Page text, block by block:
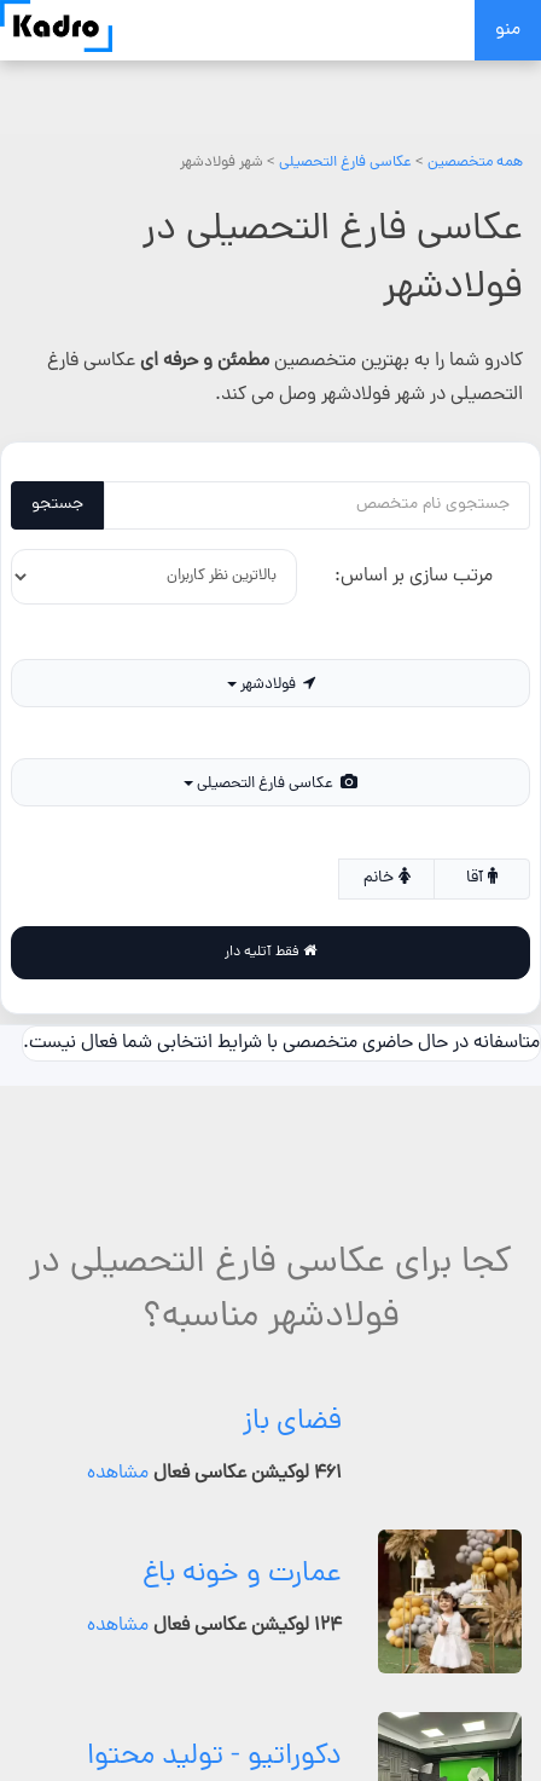
Skip
منو
همه متخصصین > عکاسی فارغ التحصیلی > شهر فولادشهر
عکاسی فارغ التحصیلی در
فولادشهر
کادرو شما را به بهترین متخصصینمطمئن و حرفه ایعکاسی فارغ
التحصیلی در شهر فولادشهر وصل می کند.
جستجو
مرتب سازی بر اساس:
فولادشهر
خانم
متاسفانه در حال حاضری متخصصی با شرایط انتخابی شما فعال نیست.
کجا برای عکاسی فارغ التحصیلی در
فولادشهر مناسبه؟
فضای باز
۴۶۱ لوکیشن عکاسی فعال مشاهده
عمارت و خونه باغ
۱۲۴ لوکیشن عکاسی فعال مشاهده
دکوراتیو - تولید محتوا